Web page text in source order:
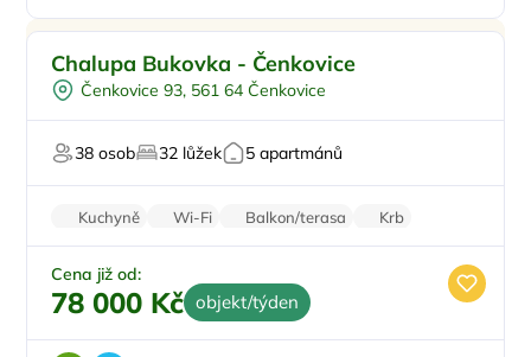
Vířivka
Sauna
Firemní akce/teambuilding
Chalupa Bukovka - Čenkovice
Čenkovice 93, 561 64 Čenkovice
38 osob 32 lůžek 5 apartmánů
Kuchyně Wi-Fi Balkon/terasa
Krb
Klimatizace
Cena již od:
78 000 Kč objekt/týden